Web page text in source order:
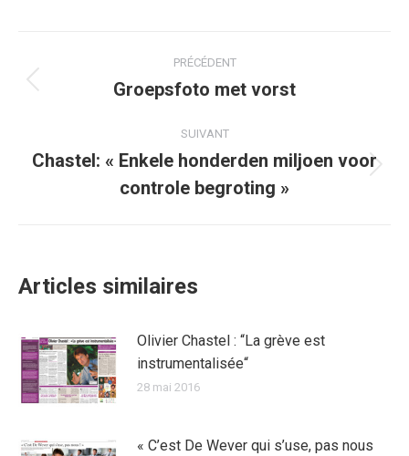
article
PRÉCÉDENT
Article
:
Groepsfoto met vorst
SUIVANT
suivant
Chastel: « Enkele honderden miljoen voor
controle begroting »
Articles similaires
Olivier Chastel : “La grève est
instrumentalisée“
28 mai 2016
« C’est De Wever qui s’use, pas nous